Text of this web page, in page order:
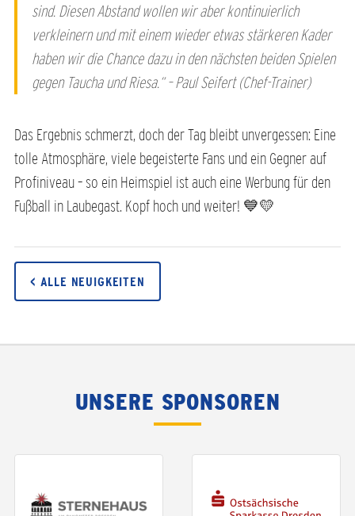
sind. Diesen Abstand wollen wir aber kontinuierlich
verkleinern und mit einem wieder etwas stärkeren Kader
haben wir die Chance dazu in den nächsten beiden Spielen
gegen Taucha und Riesa.“ – Paul Seifert (Chef-Trainer)
Das Ergebnis schmerzt, doch der Tag bleibt unvergessen: Eine
tolle Atmosphäre, viele begeisterte Fans und ein Gegner auf
Profiniveau – so ein Heimspiel ist auch eine Werbung für den
Fußball in Laubegast. Kopf hoch und weiter! 💙💛
< ALLE NEUIGKEITEN
UNSERE SPONSOREN